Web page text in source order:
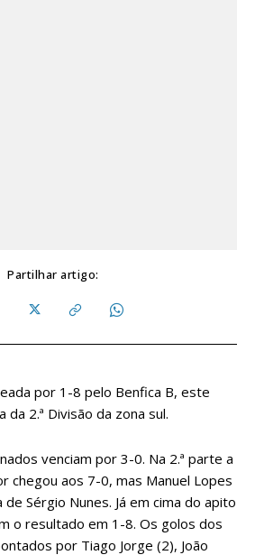
Partilhar artigo:
por 1-8 pelo Benfica B, este
da 2.ª Divisão da zona sul.
venciam por 3-0. Na 2.ª parte a
chegou aos 7-0, mas Manuel Lopes
Sérgio Nunes. Já em cima do apito
o resultado em 1-8. Os golos dos
por Tiago Jorge (2), João